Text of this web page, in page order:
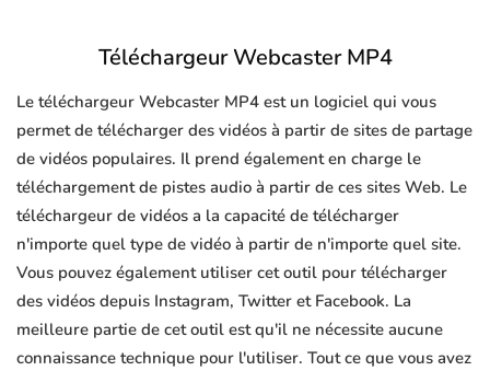
Téléchargeur Webcaster MP4
Le téléchargeur Webcaster MP4 est un logiciel qui vous
permet de télécharger des vidéos à partir de sites de partage
de vidéos populaires. Il prend également en charge le
téléchargement de pistes audio à partir de ces sites Web. Le
téléchargeur de vidéos a la capacité de télécharger
n'importe quel type de vidéo à partir de n'importe quel site.
Vous pouvez également utiliser cet outil pour télécharger
des vidéos depuis Instagram, Twitter et Facebook. La
meilleure partie de cet outil est qu'il ne nécessite aucune
connaissance technique pour l'utiliser. Tout ce que vous avez